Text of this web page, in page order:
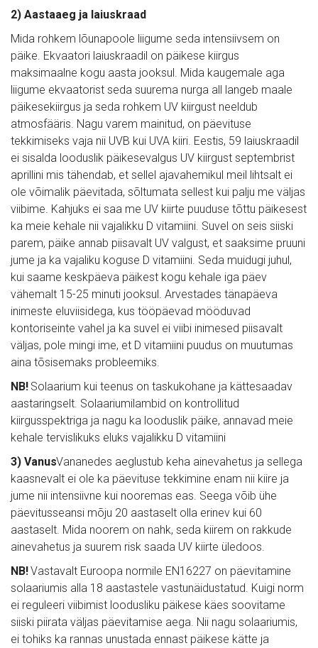
2) Aastaaeg ja laiuskraad
Mida rohkem lõunapoole liigume seda intensiivsem on
päike. Ekvaatori laiuskraadil on päikese kiirgus
maksimaalne kogu aasta jooksul. Mida kaugemale aga
liigume ekvaatorist seda suurema nurga all langeb maale
päikesekiirgus ja seda rohkem UV kiirgust neeldub
atmosfääris. Nagu varem mainitud, on päevituse
tekkimiseks vaja nii UVB kui UVA kiiri. Eestis, 59 laiuskraadil
ei sisalda looduslik päikesevalgus UV kiirgust septembrist
aprillini mis tähendab, et sellel ajavahemikul meil lihtsalt ei
ole võimalik päevitada, sõltumata sellest kui palju me väljas
viibime. Kahjuks ei saa me UV kiirte puuduse tõttu päikesest
ka meie kehale nii vajalikku D vitamiini. Suvel on seis siiski
parem, päike annab piisavalt UV valgust, et saaksime pruuni
jume ja ka vajaliku koguse D vitamiini. Seda muidugi juhul,
kui saame keskpäeva päikest kogu kehale iga päev
vähemalt 15-25 minuti jooksul. Arvestades tänapäeva
inimeste eluviisidega, kus tööpäevad mööduvad
kontoriseinte vahel ja ka suvel ei viibi inimesed piisavalt
väljas, pole mingi ime, et D vitamiini puudus on muutumas
aina tõsisemaks probleemiks.
NB! Solaarium kui teenus on taskukohane ja kättesaadav
aastaringselt. Solaariumilambid on kontrollitud
kiirgusspektriga ja nagu ka looduslik päike, annavad meie
kehale tervislikuks eluks vajalikku D vitamiini
3) VanusVananedes aeglustub keha ainevahetus ja sellega
kaasnevalt ei ole ka päevituse tekkimine enam nii kiire ja
jume nii intensiivne kui nooremas eas. Seega võib ühe
päevitusseansi mõju 20 aastaselt olla erinev kui 60
aastaselt. Mida noorem on nahk, seda kiirem on rakkude
ainevahetus ja suurem risk saada UV kiirte üledoos.
NB! Vastavalt Euroopa normile EN16227 on päevitamine
solaariumis alla 18 aastastele vastunäidustatud. Kuigi norm
ei reguleeri viibimist loodusliku päikese käes soovitame
siiski piirata väljas päevitamise aega. Nii nagu solaariumis,
ei tohiks ka rannas unustada ennast päikese kätte ja